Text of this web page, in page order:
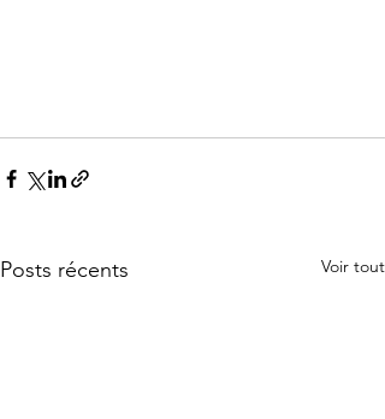
Posts récents Voir tout